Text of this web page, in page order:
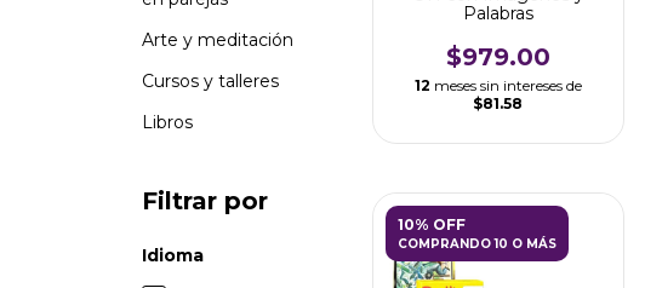
Arte y meditación
Cursos y talleres
Libros
Filtrar por
Idioma
Palabras
$979.00
12 meses sin intereses de
$81.58
10% OFF
COMPRANDO 10 O MÁS